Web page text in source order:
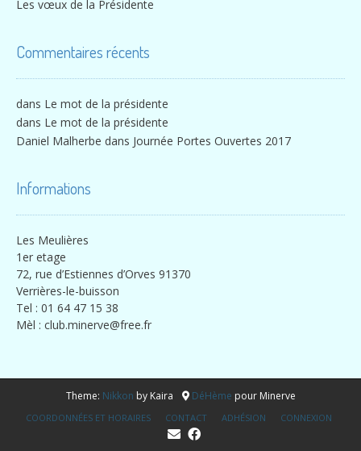
Les vœux de la Présidente
Commentaires récents
dans Le mot de la présidente
dans Le mot de la présidente
Daniel Malherbe dans Journée Portes Ouvertes 2017
Informations
Les Meulières
1er etage
72, rue d’Estiennes d’Orves 91370
Verrières-le-buisson
Tel : 01 64 47 15 38
Mèl : club.minerve@free.fr
Theme: Nikkon by Kaira DéHème pour Minerve
COORDONNÉES ET HORAIRES CONTACT ADHÉSION CONNEXION